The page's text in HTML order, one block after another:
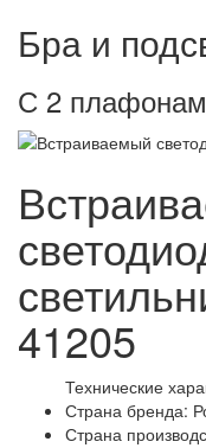
Бра и
С 2
41205
Технические
Страна бренда:
Страна